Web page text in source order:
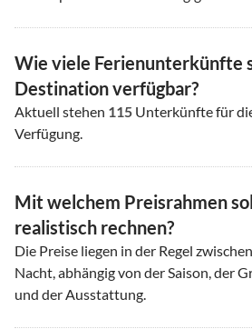
Wie viele Ferienunterkünfte
Destination verfügbar?
Aktuell stehen 115 Unterkünfte für
Verfügung.
Mit welchem Preisrahmen
realistisch rechnen?
Die Preise liegen in der Regel zwischen
Nacht, abhängig von der Saison, der
und der Ausstattung.